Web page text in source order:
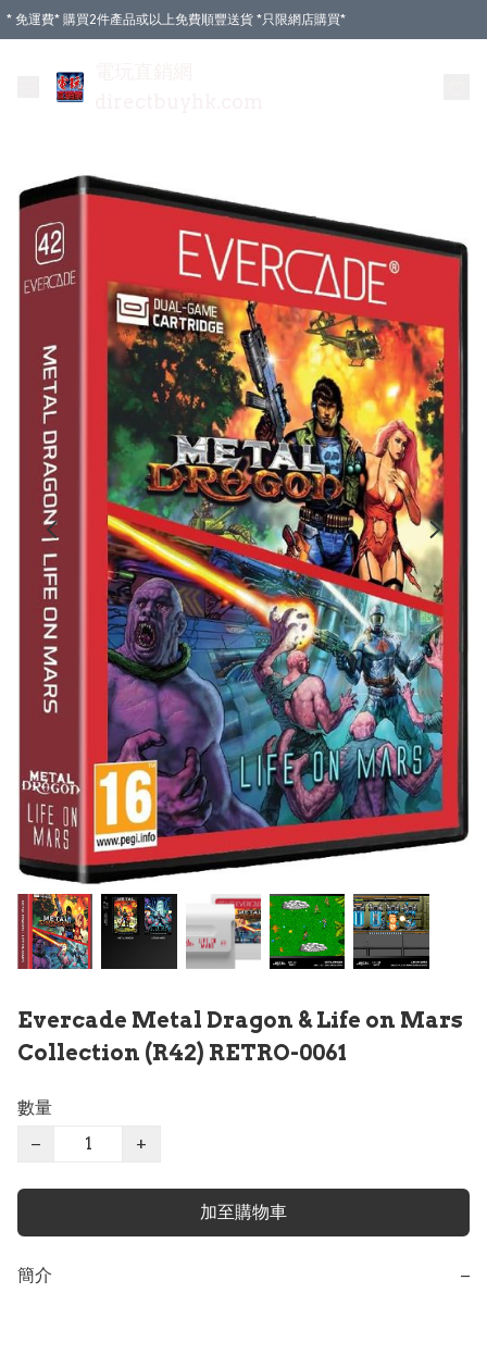
* 免運費* 購買2件產品或以上免費順豐送貨 *只限網店購買*
Evercade Metal Dragon & Life on Mars
Collection (R42) RETRO-0061
數量
−
+
加至購物車
簡介 −